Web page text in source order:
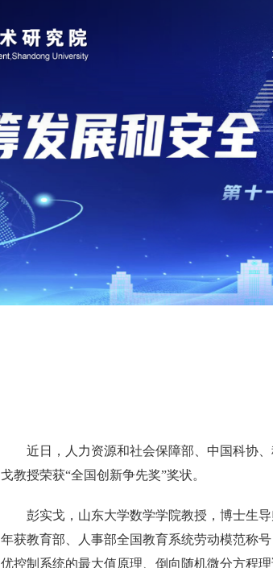
科技要闻
近日，人力资源和社会保障部、中国科协
戈教授荣获“全国创新争先奖”奖状。
彭实戈，山东大学数学学院教授，博士生
年获教育部、人事部全国教育系统劳动模范称
优控制系统的最大值原理、倒向随机微分方程